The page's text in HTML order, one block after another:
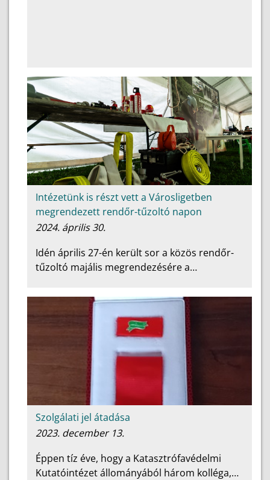
Intézetünk is részt vett a Városligetben
megrendezett rendőr-tűzoltó napon
2024. április 30.
Idén április 27-én került sor a közös rendőr-
tűzoltó majális megrendezésére a…
Szolgálati jel átadása
2023. december 13.
Éppen tíz éve, hogy a Katasztrófavédelmi
Kutatóintézet állományából három kolléga,…